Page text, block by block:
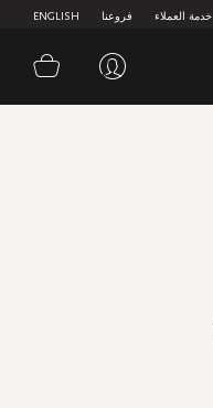
ENGLISH فروعنا خدمة العملاء
سلة